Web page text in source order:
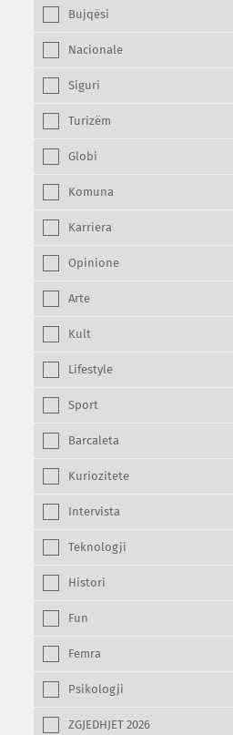
Bujqësi
Nacionale
Siguri
Turizëm
Globi
Komuna
Karriera
Opinione
Arte
Kult
Lifestyle
Sport
Barcaleta
Kuriozitete
Intervista
Teknologji
Histori
Fun
Femra
Psikologji
ZGJEDHJET 2026